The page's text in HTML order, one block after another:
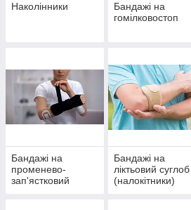
Наколінники
Бандажі на
гомілковостоп
Бандажі на
променево-
зап'ястковий
Бандажі на
ліктьовий суглоб
(налокітники)